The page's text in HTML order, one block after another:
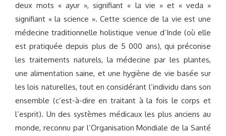
deux mots « ayur », signifiant « la vie » et « veda »
signifiant « la science ». Cette science de la vie est une
médecine traditionnelle holistique venue d’Inde (où elle
est pratiquée depuis plus de 5 000 ans), qui préconise
les traitements naturels, la médecine par les plantes,
une alimentation saine, et une hygiène de vie basée sur
les lois naturelles, tout en considérant l’individu dans son
ensemble (c’est-à-dire en traitant à la fois le corps et
l’esprit). Un des systèmes médicaux les plus anciens au
monde, reconnu par l’Organisation Mondiale de la Santé